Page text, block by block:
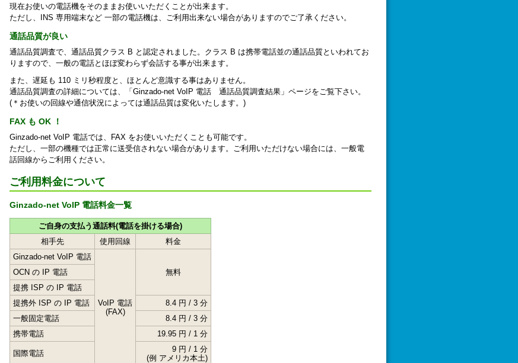
現在お使いの電話機をそのままお使いいただくことが出来ます。
ただし、INS 専用端末など 一部の電話機は、ご利用出来ない場合がありますのでご了承ください。
通話品質が良い
通話品質調査で、通話品質クラス B と認定されました。クラス B は携帯電話並の通話品質といわれてお
りますので、一般の電話とほぼ変わらず会話する事が出来ます。
また、遅延も 110 ミリ秒程度と、ほとんど意識する事はありません。
通話品質調査の詳細については、「Ginzado-net VoIP 電話 通話品質調査結果」ページをご覧下さい。
(＊お使いの回線や通信状況によっては通話品質は変化いたします。)
FAX も OK ！
Ginzado-net VoIP 電話では、FAX をお使いいただくことも可能です。
ただし、一部の機種では正常に送受信されない場合があります。ご利用いただけない場合には、一般電
話回線からご利用ください。
ご利用料金について
Ginzado-net VoIP 電話料金一覧
ご自身の支払う通話料(電話を掛ける場合)
相手先
使用回線
料金
Ginzado-net VoIP 電話
VoIP 電話
(FAX)
無料
OCN の IP 電話
提携 ISP の IP 電話
提携外 ISP の IP 電話
8.4 円 / 3 分
一般固定電話
8.4 円 / 3 分
携帯電話
19.95 円 / 1 分
国際電話
9 円 / 1 分
(例 アメリカ本土)